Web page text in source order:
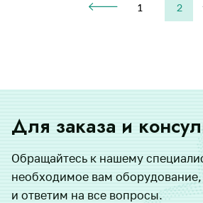
1 2
Для заказа и
Обращайтесь к нашему
необходимое вам
и ответим на все вопросы.